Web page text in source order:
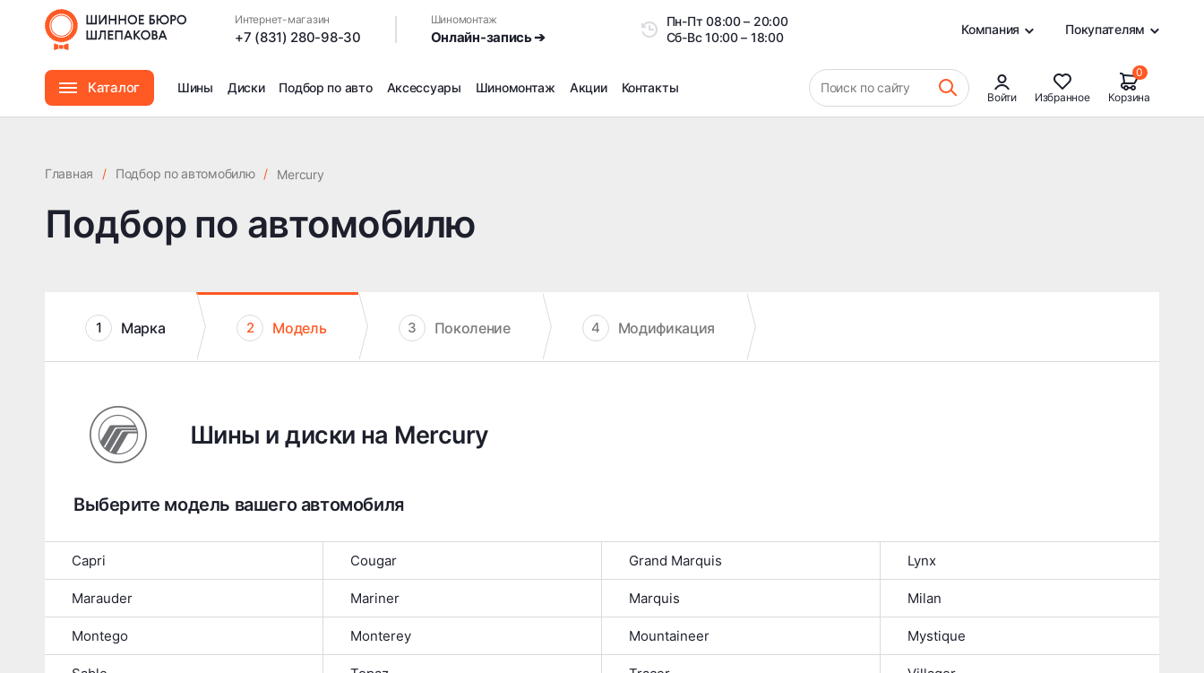
Интернет-магазин
+7 (831) 280-98-30
Шиномонтаж
Онлайн-запись ➔
Пн-Пт08:00 – 20:00
Сб-Вс10:00 – 18:00
Компания Покупателям
Каталог
Автомасла
Шины Диски Подбор по авто Аксессуары Шиномонтаж
Сезонное хранение
Правка дисков
Доп услуги на Шиномонтаже
Дошиповка, Ошиповка, Перешиповка зимней резины
Шумоизоляция покрышек
Акции Контакты Поиск по сайту
Войти Избранное
0
Корзина
Главная / Подбор по автомобилю / Mercury
Подбор по автомобилю
1 Марка 2 Модель 3 Поколение 4 Модификация
Шины и диски на Mercury
Выберите модель вашего автомобиля
Capri Cougar Grand Marquis Lynx
Marauder Mariner Marquis Milan
Montego Monterey Mountaineer Mystique